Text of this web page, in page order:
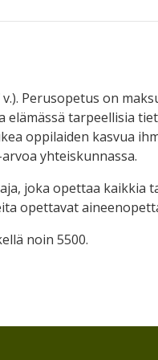
Perusopetus on
tarpeellisia
oppilaiden kasvua
yhteiskunnassa.
joka opettaa kaikkia
opettavat
noin 5500.